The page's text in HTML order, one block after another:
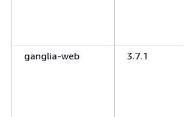
ganglia-web
3.7.1